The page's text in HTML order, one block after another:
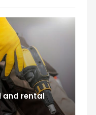
and rental